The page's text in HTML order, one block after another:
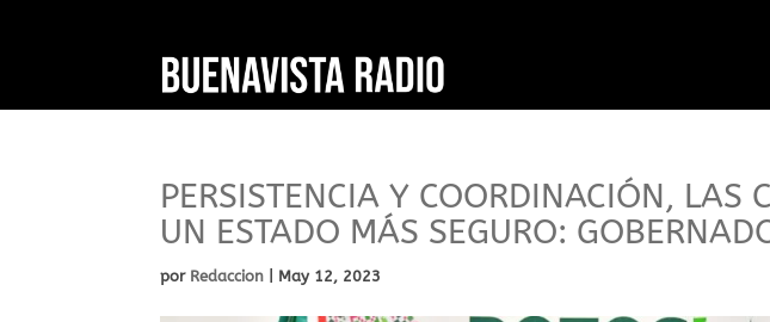
PERSISTENCIA Y COORDINACIÓN, LAS
UN ESTADO MÁS SEGURO:
por Redaccion May 12, 2023